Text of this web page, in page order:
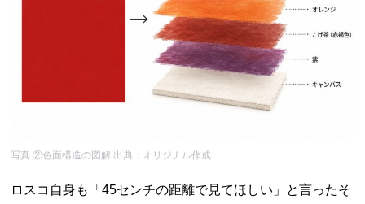
写真 ②色面構造の図解 出典：オリジナル作成
ロスコ自身も「45センチの距離で見てほしい」と言ったそ